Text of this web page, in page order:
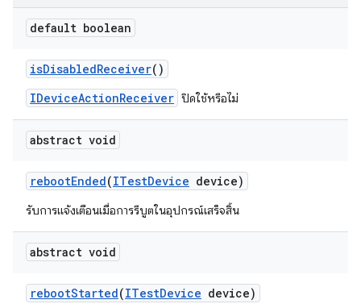
default boolean
isDisabledReceiver()
IDeviceActionReceiver ปิดใช้หรือไม่
abstract void
rebootEnded(ITestDevice device)
รับการแจ้งเตือนเมื่อการรีบูตในอุปกรณ์เสร็จสิ้น
abstract void
rebootStarted(ITestDevice device)